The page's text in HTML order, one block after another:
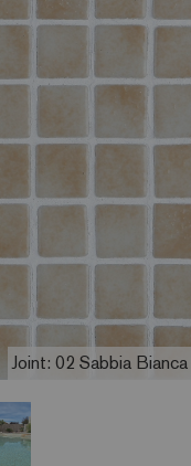
Joint: 02 Sabbia Bianca